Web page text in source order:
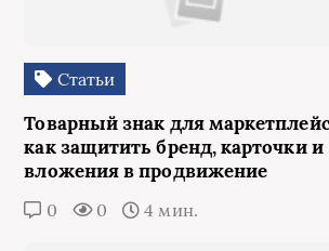
Статьи
Товарный знак для
как защитить бренд, карточки и
вложения в продвижение
0 0 4 мин.